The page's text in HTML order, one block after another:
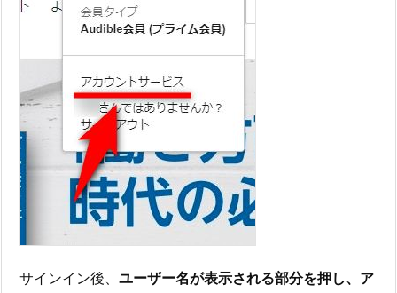
サインイン後、 ユーザー名が表示される部分を押し、ア